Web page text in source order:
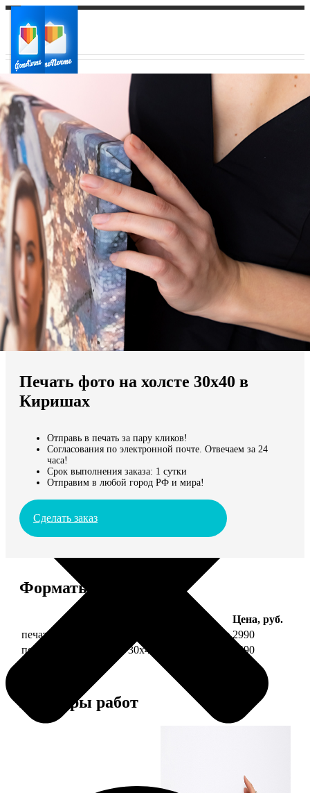
Ваш город:
Ваш регион доставки
Выберите из списка:
Мы доставляем по всему миру
Продолжить без города
Печать фото на холсте 30х40 в
Киришах
Отправь в печать за пару кликов!
Согласования по электронной почте. Отвечаем за 24
часа!
Срок выполнения заказа: 1 сутки
Отправим в любой город РФ и мира!
Сделать заказ
Форматы и цены
Цена, руб.
печать фото на холсте 30х40 на подрамнике 2990
печать фото на холсте 30х40 в раме
5490
Примеры работ